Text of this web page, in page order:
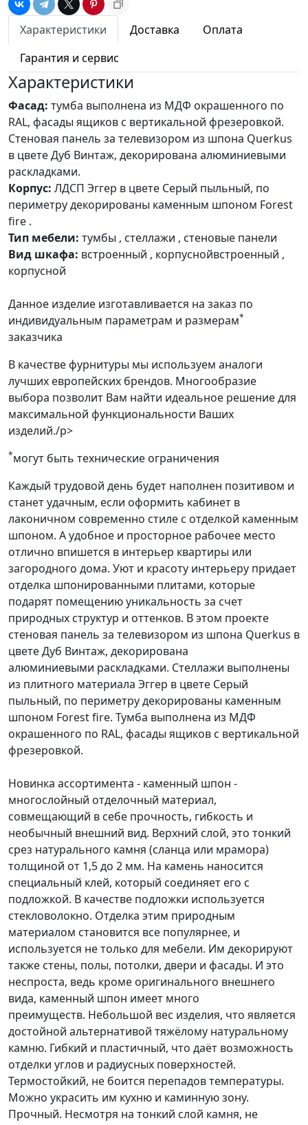
Характеристики Доставка
Оплата
Гарантия и сервис
Характеристики
Фасад: тумба выполнена из МДФ окрашенного по
RAL, фасады ящиков с вертикальной фрезеровкой.
Стеновая панель за телевизором из шпона Querkus
в цвете Дуб Винтаж, декорирована алюминиевыми
раскладками.
Корпус: ЛДСП Эггер в цвете Серый пыльный, по
периметру декорированы каменным шпоном Forest
fire .
Тип мебели: тумбы , стеллажи , стеновые панели
Вид шкафа: встроенный , корпуснойвстроенный ,
корпусной
Данное изделие изготавливается на заказ по
индивидуальным параметрам и размерам*
заказчика
В качестве фурнитуры мы используем аналоги
лучших европейских брендов. Многообразие
выбора позволит Вам найти идеальное решение для
максимальной функциональности Ваших
изделий./p>
*могут быть технические ограничения
Каждый трудовой день будет наполнен позитивом и
станет удачным, если оформить кабинет в
лаконичном современно стиле с отделкой каменным
шпоном. А удобное и просторное рабочее место
отлично впишется в интерьер квартиры или
загородного дома. Уют и красоту интерьеру придает
отделка шпонированными плитами, которые
подарят помещению уникальность за счет
природных структур и оттенков. В этом проекте
стеновая панель за телевизором из шпона Querkus в
цвете Дуб Винтаж, декорирована
алюминиевыми раскладками. Стеллажи выполнены
из плитного материала Эггер в цвете Серый
пыльный, по периметру декорированы каменным
шпоном Forest fire. Тумба выполнена из МДФ
окрашенного по RAL, фасады ящиков с вертикальной
фрезеровкой.
Новинка ассортимента - каменный шпон -
многослойный отделочный материал,
совмещающий в себе прочность, гибкость и
необычный внешний вид. Верхний слой, это тонкий
срез натурального камня (сланца или мрамора)
толщиной от 1,5 до 2 мм. На камень наносится
специальный клей, который соединяет его с
подложкой. В качестве подложки используется
стекловолокно. Отделка этим природным
материалом становится все популярнее, и
используется не только для мебели. Им декорируют
также стены, полы, потолки, двери и фасады. И это
неспроста, ведь кроме оригинального внешнего
вида, каменный шпон имеет много
преимуществ. Небольшой вес изделия, что является
достойной альтернативой тяжёлому натуральному
камню. Гибкий и пластичный, что даёт возможность
отделки углов и радиусных поверхностей.
Термостойкий, не боится перепадов температуры.
Можно украсить им кухню и каминную зону.
Прочный. Несмотря на тонкий слой камня, не